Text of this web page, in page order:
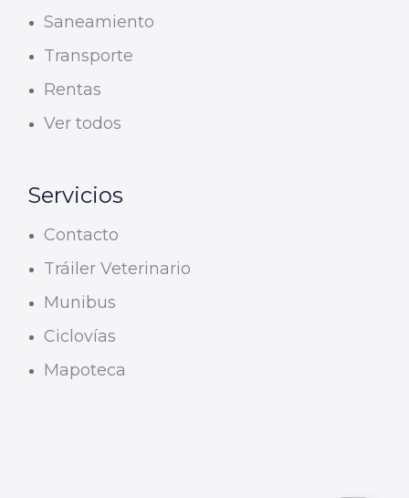
Saneamiento
Transporte
Rentas
Ver todos
Servicios
Contacto
Tráiler Veterinario
Munibus
Ciclovías
Mapoteca